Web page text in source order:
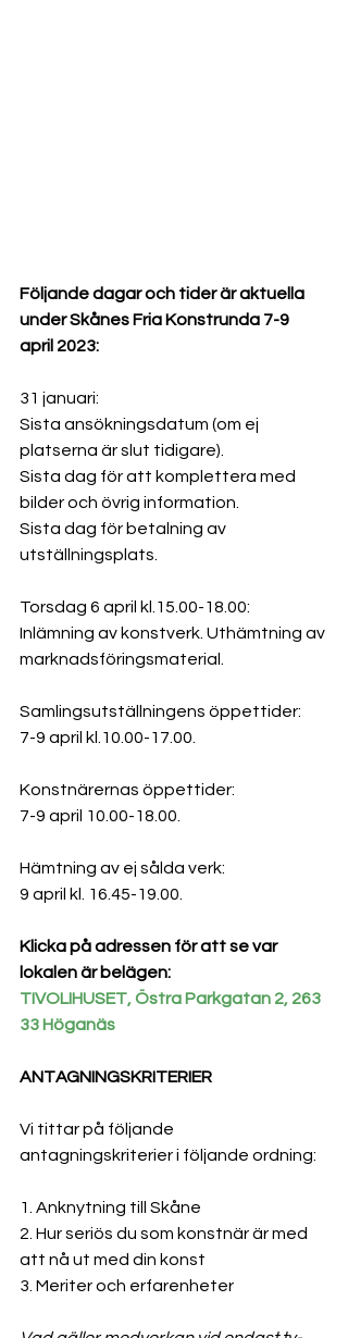
Följande dagar och tider är aktuella
under Skånes Fria Konstrunda 7-9
april 2023:
31 januari:
Sista ansökningsdatum (om ej
platserna är slut tidigare).
Sista dag för att komplettera med
bilder och övrig information.
Sista dag för betalning av
utställningsplats.
Torsdag 6 april kl.15.00-18.00:
Inlämning av konstverk. Uthämtning av
marknadsföringsmaterial.
Samlingsutställningens öppettider:
7-9 april kl.10.00-17.00.
Konstnärernas öppettider:
7-9 april 10.00-18.00.
Hämtning av ej sålda verk:
9 april kl. 16.45-19.00.
Klicka på adressen för att se var
lokalen är belägen:
TIVOLIHUSET, Östra Parkgatan 2, 263
33 Höganäs
ANTAGNINGSKRITERIER
Vi tittar på följande
antagningskriterier i följande ordning:
1. Anknytning till Skåne
2. Hur seriös du som konstnär är med
att nå ut med din konst
3. Meriter och erfarenheter